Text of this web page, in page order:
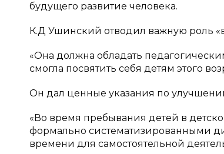
будущего развитие человека.
К.Д Ушинский отводил важную роль
«Она должна обладать
смогла посвятить себя детям этого
Он дал ценные указания по
«Во время пребывания детей в
формально систематизированными
времени для самостоятельной